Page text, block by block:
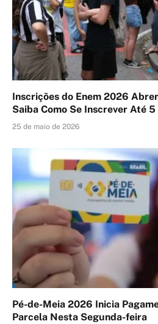
Inscrições do Enem 2026
Saiba Como Se Inscrever Até 5
25 de maio de 2026
Pé-de-Meia 2026 Inicia
Parcela Nesta Segunda-feira